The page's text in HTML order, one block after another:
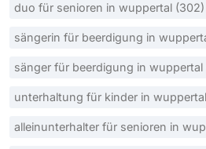
duo für senioren in wuppertal (302)
sängerin für beerdigung in
sänger für beerdigung in wuppertal
unterhaltung für kinder in
alleinunterhalter für senioren in